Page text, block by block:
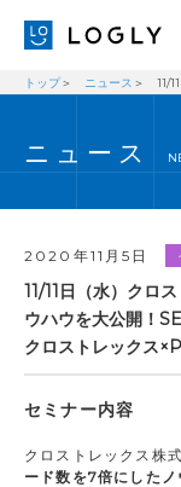
経営理念
ブログ
採用情報
IR
トップ ニュース 11/
ニュース
2020年11月5日
11/11日（水）クロ
ウハウを大公開！
クロストレックス
セミナー内容
クロストレックス株
ード数を7倍にした